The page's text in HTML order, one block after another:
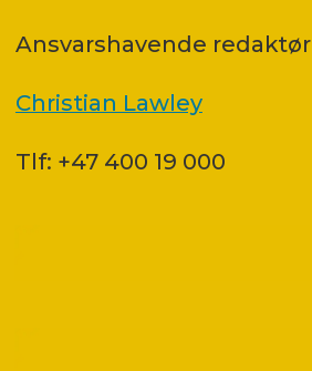
Ansvars­havende redaktør
Christian Lawley
Tlf: +47 400 19 000